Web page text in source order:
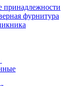
принадлежности
фурнитура